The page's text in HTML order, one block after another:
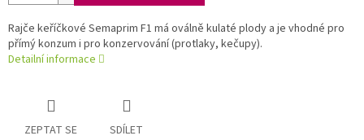
Rajče keříčkové Semaprim F1 má oválně kulaté plody a je vhodné pro
přímý konzum i pro konzervování (protlaky, kečupy).
Detailní informace
ZEPTAT SE SDÍLET